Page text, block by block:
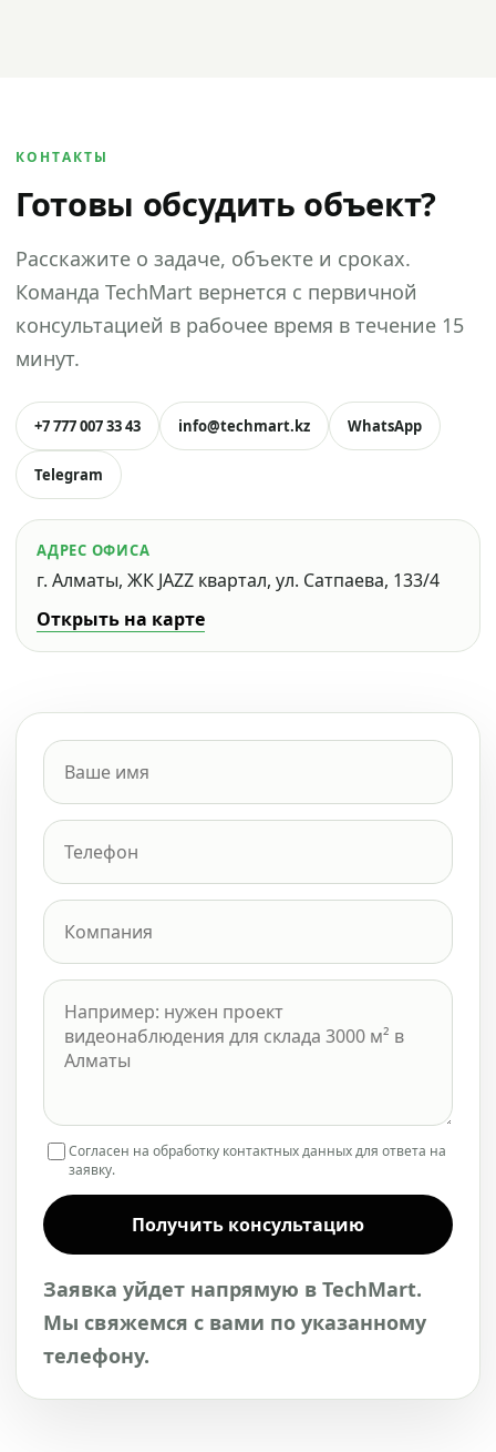
КОНТАКТЫ
Готовы обсудить объект?
Расскажите о задаче, объекте и сроках.
Команда TechMart вернется с первичной
консультацией в рабочее время в течение 15
минут.
+7 777 007 33 43 info@techmart.kz WhatsApp
Telegram
АДРЕС ОФИСА
г. Алматы, ЖК JAZZ квартал, ул. Сатпаева, 133/4
Открыть на карте
Согласен на обработку контактных данных для ответа на
заявку.
Получить консультацию
Заявка уйдет напрямую в TechMart.
Мы свяжемся с вами по указанному
телефону.